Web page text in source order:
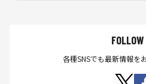
FOLLOW
各種SNSでも最新情報を